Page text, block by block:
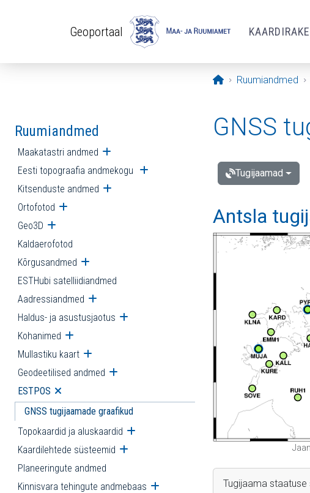
Geoportaal
Avaleht
Ruumiandmed
Ruumiandmed
Maakatastri andmed Ava alammenüü
Eesti topograafia andmekogu Ava alammenüü
Kitsenduste andmed Ava alammenüü
Ortofotod Ava alammenüü
Geo3D Ava alammenüü
Kaldaerofotod
Kõrgusandmed Ava alammenüü
ESTHubi satelliidiandmed
Aadressiandmed Ava alammenüü
Haldus- ja asustusjaotus Ava alammenüü
Kohanimed Ava alammenüü
Mullastiku kaart Ava alammenüü
Geodeetilised andmed Ava alammenüü
ESTPOS Ava alammenüü
GNSS tugijaamade graafikud
Topokaardid ja aluskaardid Ava alammenüü
Kaardilehtede süsteemid Ava alammenüü
Planeeringute andmed
Kinnisvara tehingute andmebaas Ava alammenüü
GNSS
Tugijaamad
Antsla
Tugijaama staatuse